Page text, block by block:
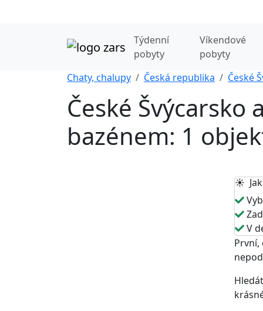
Týdenní
pobyty
Víkendové
pobyty
Chaty, chalupy
Česká republika České
České Švýcarsko
bazénem: 1
☀️ Jak
V